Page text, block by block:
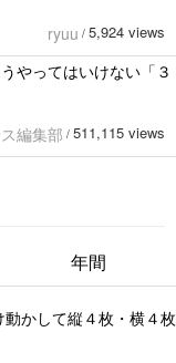
ryuu / 5,924 views
やってはいけない「３
編集部 / 511,115 views
年間
かして縦４枚・横４枚